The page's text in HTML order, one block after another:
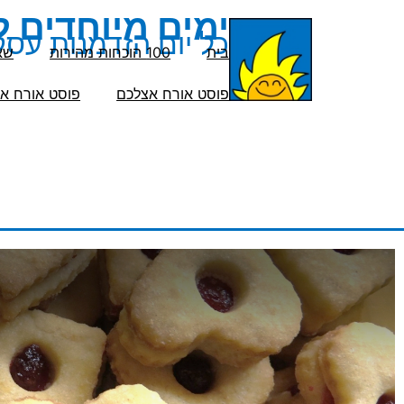
ימים
כל יום הזדמנות
בית 100 הוכחות מהירות
פוסט אורח אצלכם פוסט אורח